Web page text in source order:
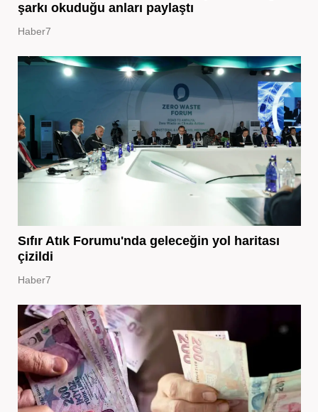
şarkı okuduğu anları paylaştı
Haber7
Sıfır Atık Forumu'nda geleceğin yol haritası
çizildi
Haber7